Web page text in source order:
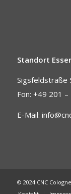
Standort
Sigsfeldstraße
Fon: +49 201
E-Mail:
© 2024 CNC